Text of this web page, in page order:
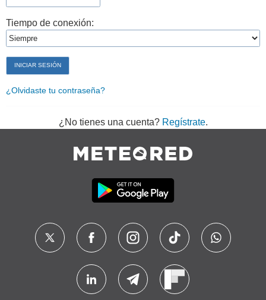
Tiempo de conexión:
¿Olvidaste tu contraseña?
¿No tienes una cuenta? Regístrate.